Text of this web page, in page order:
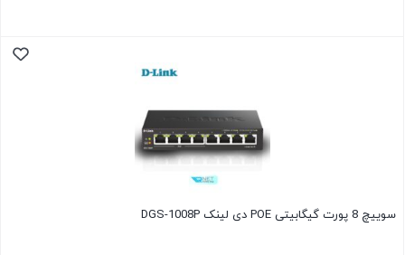
سوییچ 8 پورت گیگابیتی POE دی لینک DGS-1008P